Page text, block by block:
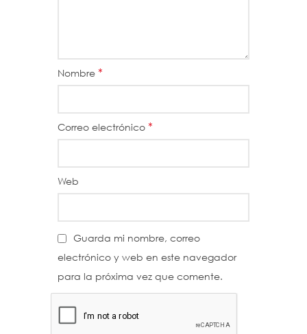
Nombre *
Correo electrónico *
Web
Guarda mi nombre, correo
electrónico y web en este navegador
para la próxima vez que comente.